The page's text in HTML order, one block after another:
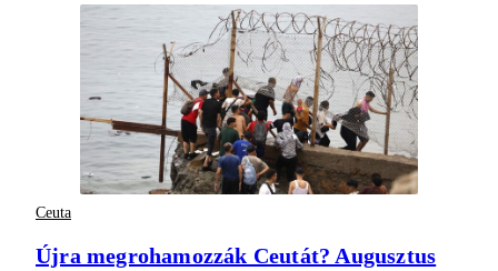
Ceuta
Újra megrohamozzák Ceutát? Augusztus